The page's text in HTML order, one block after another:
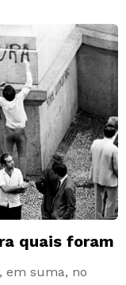
quais foram
em suma, no